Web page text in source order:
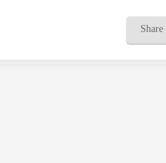
Share